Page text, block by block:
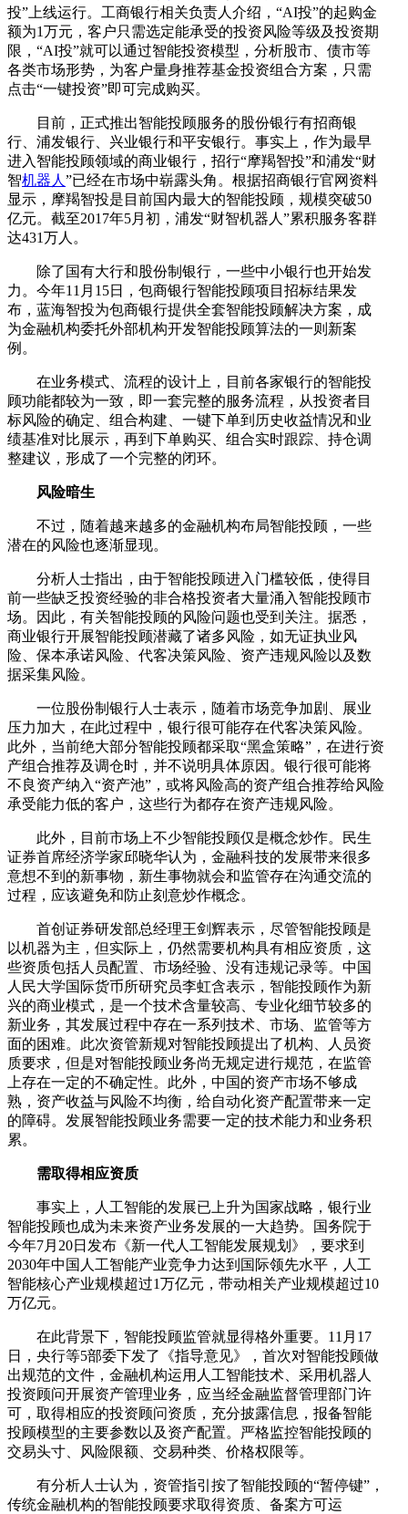
投”上线运行。工商银行相关负责人介绍，“AI投”的起购金
额为1万元，客户只需选定能承受的投资风险等级及投资期
限，“AI投”就可以通过智能投资模型，分析股市、债市等
各类市场形势，为客户量身推荐基金投资组合方案，只需
点击“一键投资”即可完成购买。
目前，正式推出智能投顾服务的股份银行有招商银
行、浦发银行、兴业银行和平安银行。事实上，作为最早
进入智能投顾领域的商业银行，招行“摩羯智投”和浦发“财
智机器人 ”已经在市场中崭露头角。根据招商银行官网资料
显示，摩羯智投是目前国内最大的智能投顾，规模突破50
亿元。截至2017年5月初，浦发“财智机器人”累积服务客群
达431万人。
除了国有大行和股份制银行，一些中小银行也开始发
力。今年11月15日，包商银行智能投顾项目招标结果发
布，蓝海智投为包商银行提供全套智能投顾解决方案，成
为金融机构委托外部机构开发智能投顾算法的一则新案
例。
在业务模式、流程的设计上，目前各家银行的智能投
顾功能都较为一致，即一套完整的服务流程，从投资者目
标风险的确定、组合构建、一键下单到历史收益情况和业
绩基准对比展示，再到下单购买、组合实时跟踪、持仓调
整建议，形成了一个完整的闭环。
风险暗生
不过，随着越来越多的金融机构布局智能投顾，一些
潜在的风险也逐渐显现。
分析人士指出，由于智能投顾进入门槛较低，使得目
前一些缺乏投资经验的非合格投资者大量涌入智能投顾市
场。因此，有关智能投顾的风险问题也受到关注。据悉，
商业银行开展智能投顾潜藏了诸多风险，如无证执业风
险、保本承诺风险、代客决策风险、资产违规风险以及数
据采集风险。
一位股份制银行人士表示，随着市场竞争加剧、展业
压力加大，在此过程中，银行很可能存在代客决策风险。
此外，当前绝大部分智能投顾都采取“黑盒策略”，在进行资
产组合推荐及调仓时，并不说明具体原因。银行很可能将
不良资产纳入“资产池”，或将风险高的资产组合推荐给风险
承受能力低的客户，这些行为都存在资产违规风险。
此外，目前市场上不少智能投顾仅是概念炒作。民生
证券首席经济学家邱晓华认为，金融科技的发展带来很多
意想不到的新事物，新生事物就会和监管存在沟通交流的
过程，应该避免和防止刻意炒作概念。
首创证券研发部总经理王剑辉表示，尽管智能投顾是
以机器为主，但实际上，仍然需要机构具有相应资质，这
些资质包括人员配置、市场经验、没有违规记录等。中国
人民大学国际货币所研究员李虹含表示，智能投顾作为新
兴的商业模式，是一个技术含量较高、专业化细节较多的
新业务，其发展过程中存在一系列技术、市场、监管等方
面的困难。此次资管新规对智能投顾提出了机构、人员资
质要求，但是对智能投顾业务尚无规定进行规范，在监管
上存在一定的不确定性。此外，中国的资产市场不够成
熟，资产收益与风险不均衡，给自动化资产配置带来一定
的障碍。发展智能投顾业务需要一定的技术能力和业务积
累。
需取得相应资质
事实上，人工智能的发展已上升为国家战略，银行业
智能投顾也成为未来资产业务发展的一大趋势。国务院于
今年7月20日发布《新一代人工智能发展规划》，要求到
2030年中国人工智能产业竞争力达到国际领先水平，人工
智能核心产业规模超过1万亿元，带动相关产业规模超过10
万亿元。
在此背景下，智能投顾监管就显得格外重要。11月17
日，央行等5部委下发了《指导意见》，首次对智能投顾做
出规范的文件，金融机构运用人工智能技术、采用机器人
投资顾问开展资产管理业务，应当经金融监督管理部门许
可，取得相应的投资顾问资质，充分披露信息，报备智能
投顾模型的主要参数以及资产配置。严格监控智能投顾的
交易头寸、风险限额、交易种类、价格权限等。
有分析人士认为，资管指引按了智能投顾的“暂停键”，
传统金融机构的智能投顾要求取得资质、备案方可运